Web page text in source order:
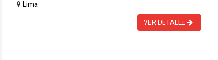
Lima
VER DETALLE